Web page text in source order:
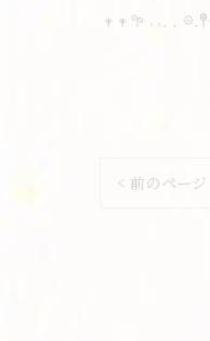
𖥧 𖥧 𖧧 ˒˒. .
< 前のページ